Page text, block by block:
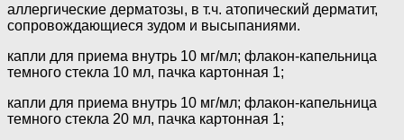
аллергические дерматозы, в т.ч. атопический дерматит,
сопровождающиеся зудом и высыпаниями.
капли для приема внутрь 10 мг/мл; флакон-капельница
темного стекла 10 мл, пачка картонная 1;
капли для приема внутрь 10 мг/мл; флакон-капельница
темного стекла 20 мл, пачка картонная 1;